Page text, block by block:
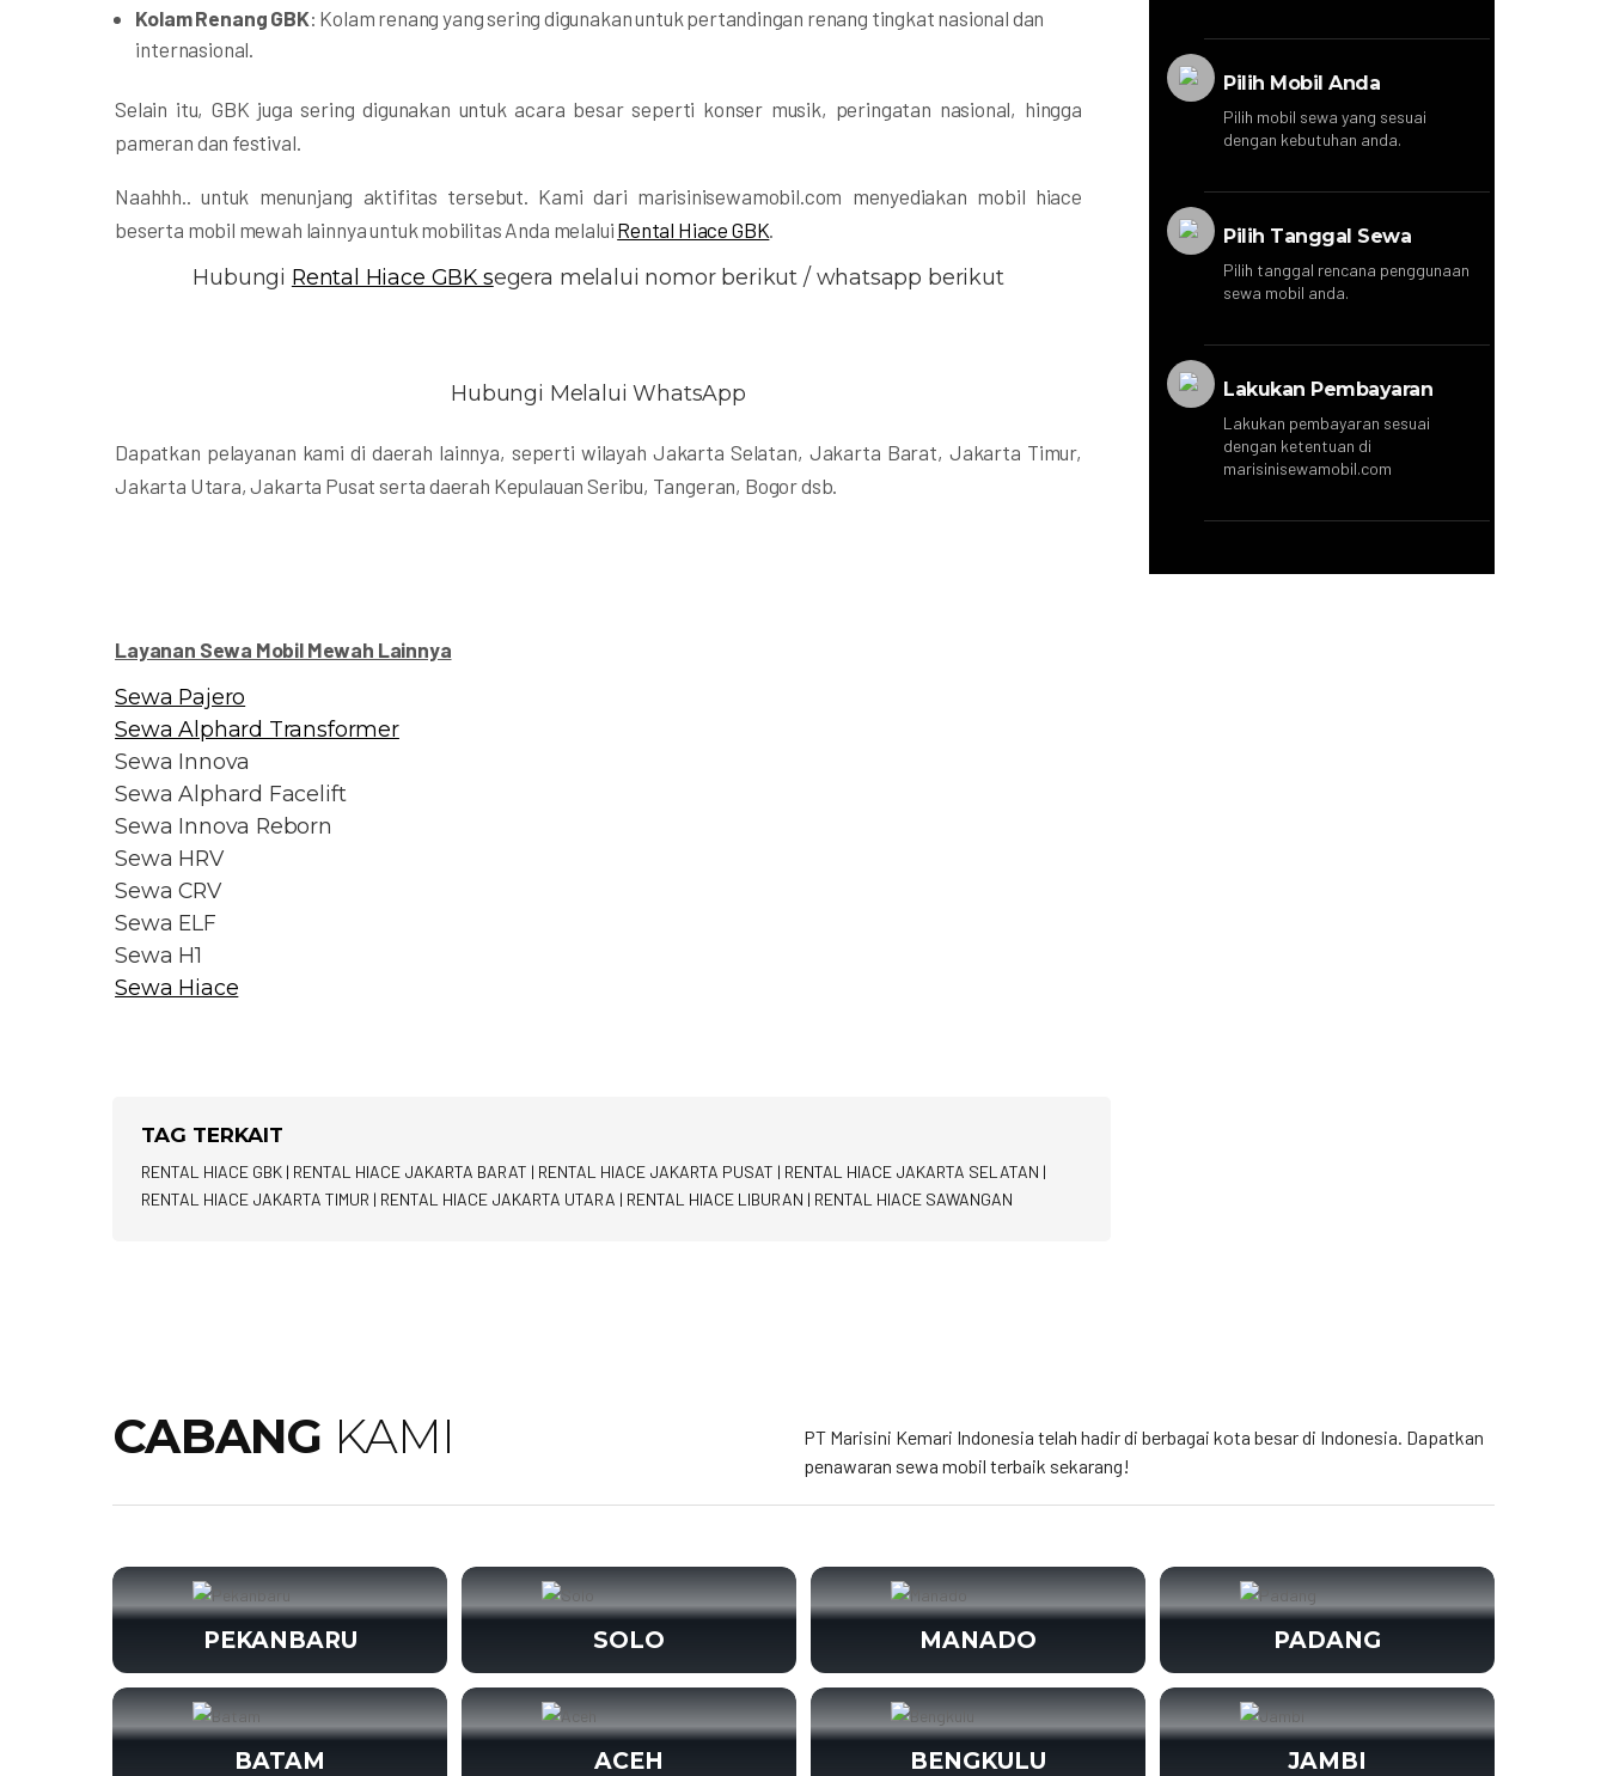
Kolam Renang GBK: Kolam renang yang sering digunakan untuk pertandingan renang tingkat nasional dan
internasional.
Selain itu, GBK juga sering digunakan untuk acara besar seperti konser musik, peringatan nasional, hingga
pameran dan festival.
Naahhh.. untuk menunjang aktifitas tersebut. Kami dari marisinisewamobil.com menyediakan mobil hiace
beserta mobil mewah lainnya untuk mobilitas Anda melalui Rental Hiace GBK.
Hubungi Rental Hiace GBK segera melalui nomor berikut / whatsapp berikut
Hubungi Melalui WhatsApp
Dapatkan pelayanan kami di daerah lainnya, seperti wilayah Jakarta Selatan, Jakarta Barat, Jakarta Timur,
Jakarta Utara, Jakarta Pusat serta daerah Kepulauan Seribu, Tangeran, Bogor dsb.
Layanan Sewa Mobil Mewah Lainnya
Sewa Pajero
Sewa Alphard Transformer
Sewa Innova
Sewa Alphard Facelift
Sewa Innova Reborn
Sewa HRV
Sewa CRV
Sewa ELF
Sewa H1
Sewa Hiace
TAG TERKAIT
RENTAL HIACE GBK | RENTAL HIACE JAKARTA BARAT | RENTAL HIACE JAKARTA PUSAT | RENTAL HIACE JAKARTA SELATAN |
RENTAL HIACE JAKARTA TIMUR | RENTAL HIACE JAKARTA UTARA | RENTAL HIACE LIBURAN | RENTAL HIACE SAWANGAN
Pilih Mobil Anda
Pilih mobil sewa yang sesuai
dengan kebutuhan anda.
Pilih Tanggal Sewa
Pilih tanggal rencana penggunaan
sewa mobil anda.
Lakukan Pembayaran
Lakukan pembayaran sesuai
dengan ketentuan di
marisinisewamobil.com
CABANG KAMI
PT Marisini Kemari Indonesia telah hadir di berbagai kota besar di Indonesia. Dapatkan
penawaran sewa mobil terbaik sekarang!
PEKANBARU SOLO MANADO PADANG
BATAM ACEH BENGKULU JAMBI